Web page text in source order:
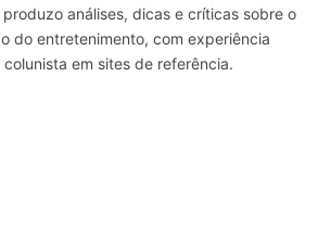
produzo análises, dicas e críticas sobre o
do entretenimento, com experiência
colunista em sites de referência.